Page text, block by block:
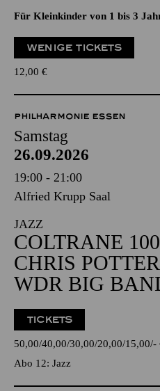
Für Kleinkinder von 1 bis 3
WENIGE TICKETS
12,00 €
PHILHARMONIE ESSEN
Samstag
26.09.2026
19:00 - 21:00
Alfried Krupp Saal
JAZZ
COLTRANE 100
CHRIS POTTER
WDR BIG
TICKETS
50,00 40,00 30,00 20,00 15,00 -
Abo 12: Jazz